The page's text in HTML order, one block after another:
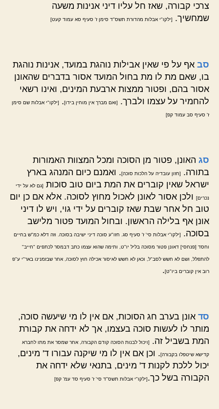
צרכי קבורה, שאז חל עליו דיני אנינות משעה
שמחשיך.
[ילקו"י אבלות מהדורת תשס"ד סימן ז' סעיף סא עמוד קעט]
סב אף על פי שאין אבילות נוהגת במועד, אנינות נוהגת
בו, שאם מת לו מת בחול המועד אסור בדברים שהאונן
אסור בהם, ופטור ממצות ארבעת המינים, ואינו רשאי
להחמיר על עצמו ולברך.
[ואם מברך אין מוחין בידו]. [ילקו"י אבלות שם סימן
ז' סעיף סב עמוד קפ]
סג האונן, פטור מן הסוכה ומכל המצוות האמורות
בתורה.
[חזון עובדיה על הלכות סוכה]. ואמנם כיום המנהג בארץ
ישראל שאין קוברים את המת ביום טוב סוכות [גם לא על ידי
נכרים] ולכן אסור לאונן לאכול מחוץ לסוכה. אלא אם כן יום
טוב חל אחר שבת שאז קוברים על ידי גוי, ויש לו דיני
אונן אף בלילה הראשון. ובחול המועד פטור מלישב
בסוכה.
[ילקו"י אבלות סי' ז' סעיף סג. חזו"ע סוכה דיני ישיבה בסוכה. וזה דלא כמ"ש בחיים
וחסד [פנחסי] דאונן פטור מסוכה בליל יו"ט, ותימה שהוא עצמו כתב דבמסר לכתפים "חייב"
להתפלל, ושם לא חשש לסב"ל, וכאן לא חשש לאיסור אכילה חוץ לסוכה, אחר שבזמנינו באר"י ע"פ
רוב אין קוברים ביו"ט].
סד אונן בערב חג הסוכות, אם אין לו מי שיעשה סוכה,
מותר לו לעשות סוכה בעצמו, אך לא ידחה את קבורת
המת בשביל זה.
[ויכול לבנות הסוכה קודם הקבורה, אחר שמסר את מתו לחברא
קדישא שיטפלו בקבורה]. וכן אם אין לו מי שיקנה עבורו ד' מינים,
יכול ללכת לקנות ד' מינים, בתנאי שלא ידחה את
הקבורה בשל כך.[ילקו"י אבלות תשס"ד סי' ז' סעיף סד עמ' קפ]